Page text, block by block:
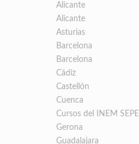
Alicante
Alicante
Asturias
Barcelona
Barcelona
Cádiz
Castellón
Cuenca
Cursos del INEM SEPE
Gerona
Guadalajara